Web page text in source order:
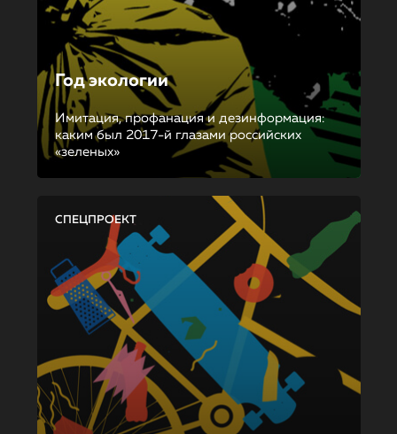
Год экологии
Имитация, профанация и дезинформация:
каким был 2017-й глазами российских
«зеленых»
СПЕЦПРОЕКТ